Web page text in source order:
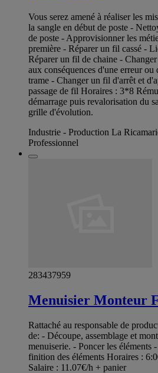
Vous serez amené à réaliser les
la sangle en début de poste -
de poste - Approvisionner les
première - Réparer un fil cassé -
Réparer un fil de chaine -
aux conséquences d'une erreur ou
trame - Changer un fil d'arrêt et
passage de fil Horaires : 3*8
démarrage puis revalorisation du
grille d'évolution.
Industrie - Production La
Professionnel
283437959
Menuisier Monteur
Rattaché au responsable de
de: - Découpe, assemblage et
menuiserie. - Poncer les éléments
finition des éléments Horaires :
Salaire : 11.07€/h + panier